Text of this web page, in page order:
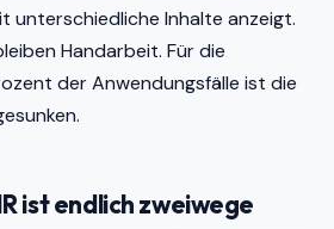
unterschiedliche Inhalte anzeigt.
Handarbeit. Für die
der Anwendungsfälle ist die
ist endlich zweiwege